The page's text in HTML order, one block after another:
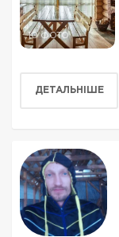
10 ФОТО
ДЕТАЛЬНІШЕ